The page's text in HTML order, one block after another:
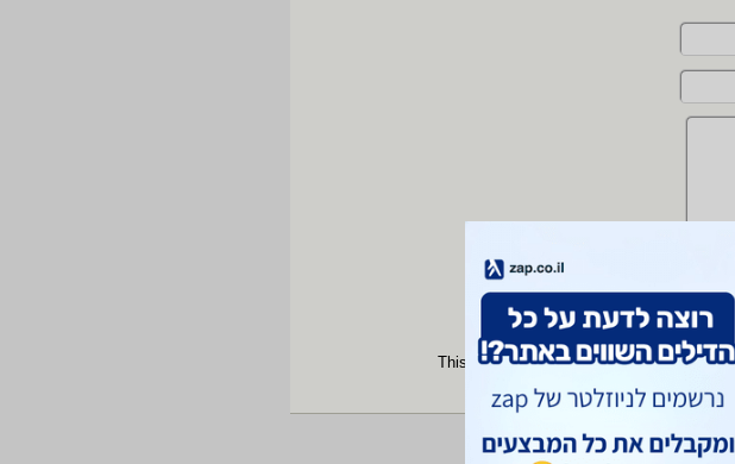
This site is protected by reCAPTCHA and